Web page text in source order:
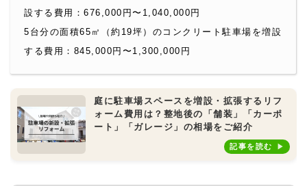
設する費用：676,000円〜1,040,000円
5台分の面積65㎡（約19坪）のコンクリート駐車場を増設
する費用：845,000円〜1,300,000円
庭に駐車場スペースを増設・拡張するリフ
ォーム費用は？整地後の「舗装」「カーポ
ート」「ガレージ」の相場をご紹介
記事を読む